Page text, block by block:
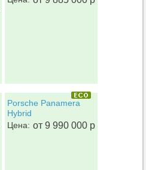
Porsche Panamera
Hybrid
от 9 990 000 р
Цена: